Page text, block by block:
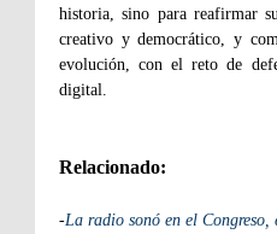
historia, sino para reafirmar
creativo y democrático, y
evolución, con el reto de
digital.
Relacionado:
-La radio sonó en el